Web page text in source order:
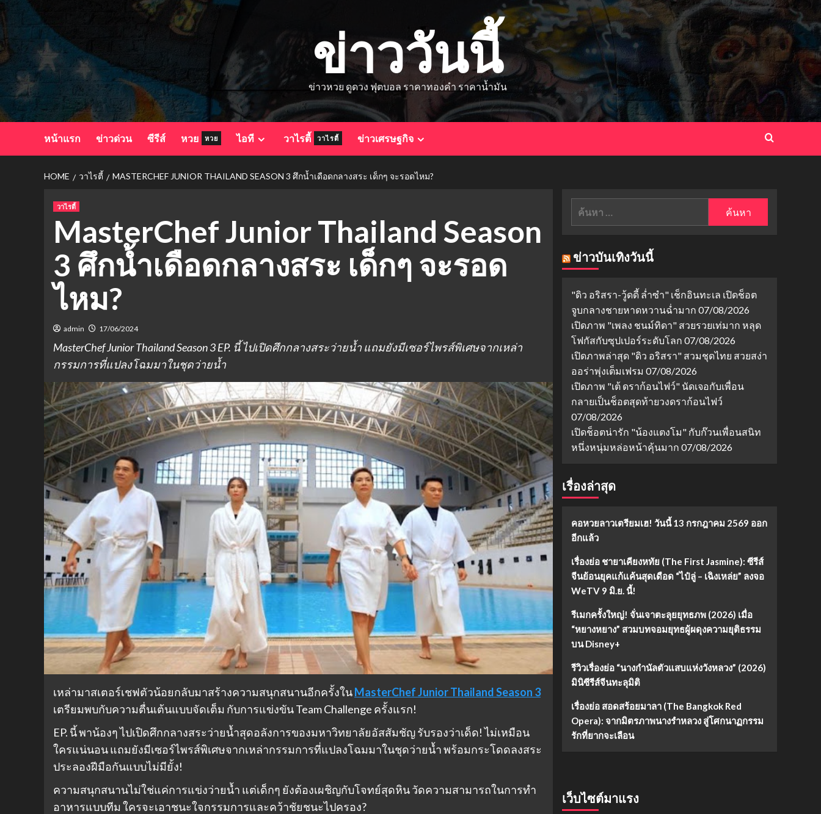
to
content
ข่าววันนี้
ข่าวหวย ดูดวง ฟุตบอล ราคาทองคำ ราคาน้ำมัน
หน้าแรก ข่าวด่วน ซีรีส์ หวย หวย ไอที วาไรตี้ วาไรตี้ ข่าวเศรษฐกิจ
HOME วาไรตี้ MASTERCHEF JUNIOR THAILAND SEASON 3 ศึกน้ำเดือดกลางสระ เด็กๆ จะรอดไหม?
วาไรตี้
MasterChef Junior Thailand Season
3 ศึกน้ำเดือดกลางสระ เด็กๆ จะรอด
ไหม?
admin 17/06/2024
MasterChef Junior Thailand Season 3 EP. นี้ ไปเปิดศึกกลางสระว่ายน้ำ แถมยังมีเซอร์ไพรส์พิเศษจากเหล่า
กรรมการที่แปลงโฉมมาในชุดว่ายน้ำ
เหล่ามาสเตอร์เชฟตัวน้อยกลับมาสร้างความสนุกสนานอีกครั้งในMasterChef Junior Thailand Season 3
เตรียมพบกับความตื่นเต้นแบบจัดเต็ม กับการแข่งขัน Team Challenge ครั้งแรก!
EP. นี้ พาน้องๆ ไปเปิดศึกกลางสระว่ายน้ำสุดอลังการของมหาวิทยาลัยอัสสัมชัญ รับรองว่าเด็ด! ไม่เหมือน
ใครแน่นอน แถมยังมีเซอร์ไพรส์พิเศษจากเหล่ากรรมการที่แปลงโฉมมาในชุดว่ายน้ำ พร้อมกระโดดลงสระ
ประลองฝีมือกันแบบไม่มียั้ง!
ความสนุกสนานไม่ใช่แค่การแข่งว่ายน้ำ แต่เด็กๆ ยังต้องเผชิญกับโจทย์สุดหิน วัดความสามารถในการทำ
อาหารแบบทีม ใครจะเอาชนะใจกรรมการและคว้าชัยชนะไปครอง?
ค้นหา
ข่าวบันเทิงวันนี้
"ดิว อริสรา-วู้ดดี้ ล่ำซำ" เช็กอินทะเล เปิดช็อต
จูบกลางชายหาดหวานฉ่ำมาก 07/08/2026
เปิดภาพ "เพลง ชนม์ทิดา" สวยรวยเท่มาก หลุด
โฟกัสกับซุปเปอร์ระดับโลก 07/08/2026
เปิดภาพล่าสุด "ดิว อริสรา" สวมชุดไทย สวยสง่า
ออร่าพุ่งเต็มเฟรม 07/08/2026
เปิดภาพ "เต้ ดราก้อนไฟว์" นัดเจอกับเพื่อน
กลายเป็นช็อตสุดท้ายวงดราก้อนไฟว์
07/08/2026
เปิดช็อตน่ารัก "น้องแตงโม" กับก๊วนเพื่อนสนิท
หนึ่งหนุ่มหล่อหน้าคุ้นมาก 07/08/2026
เรื่องล่าสุด
คอหวยลาวเตรียมเฮ! วันนี้ 13 กรกฎาคม 2569 ออก
อีกแล้ว
เรื่องย่อ ชายาเคียงหทัย (The First Jasmine): ซีรีส์
จีนย้อนยุคแก้แค้นสุดเดือด “ไป๋ลู่ – เฉิงเหล่ย” ลงจอ
WeTV 9 มิ.ย. นี้!
รีเมกครั้งใหญ่! จั่นเจาตะลุยยุทธภพ (2026) เมื่อ
“หยางหยาง” สวมบทจอมยุทธผู้ผดุงความยุติธรรม
บน Disney+
รีวิวเรื่องย่อ “นางกำนัลตัวแสบแห่งวังหลวง” (2026)
มินิซีรีส์จีนทะลุมิติ
เรื่องย่อ สอดสร้อยมาลา (The Bangkok Red
Opera): จากมิตรภาพนางรำหลวง สู่โศกนาฏกรรม
รักที่ยากจะเลือน
เว็บไซต์มาแรง